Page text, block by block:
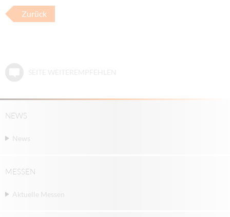
Zurück
NEWS
News
MESSEN
Aktuelle Messen